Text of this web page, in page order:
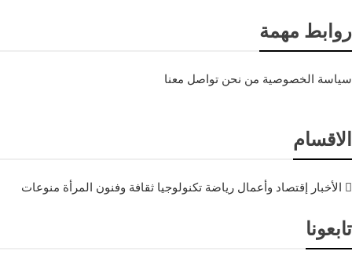
روابط مهمة
سياسة الخصوصية من نحن تواصل معنا
الاقسام
الأخبار إقتصاد وأعمال رياضة تكنولوجيا ثقافة وفنون المرأة منوعات
تابعونا